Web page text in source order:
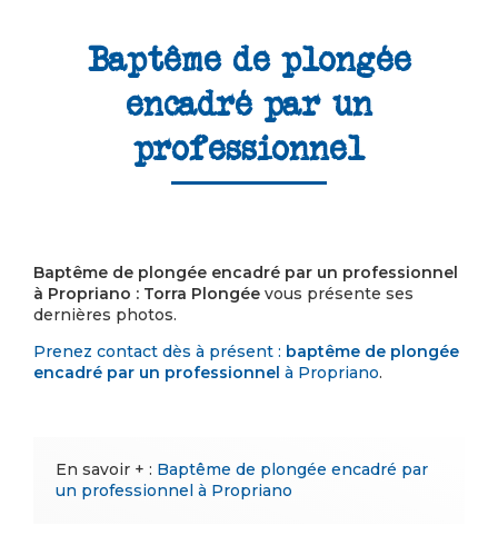
Baptême de plongée
encadré par un
professionnel
Baptême de plongée encadré par un professionnel
à Propriano : Torra Plongée vous présente ses
dernières photos.
Prenez contact dès à présent : baptême de plongée
encadré par un professionnel à Propriano.
En savoir + : Baptême de plongée encadré par
un professionnel à Propriano